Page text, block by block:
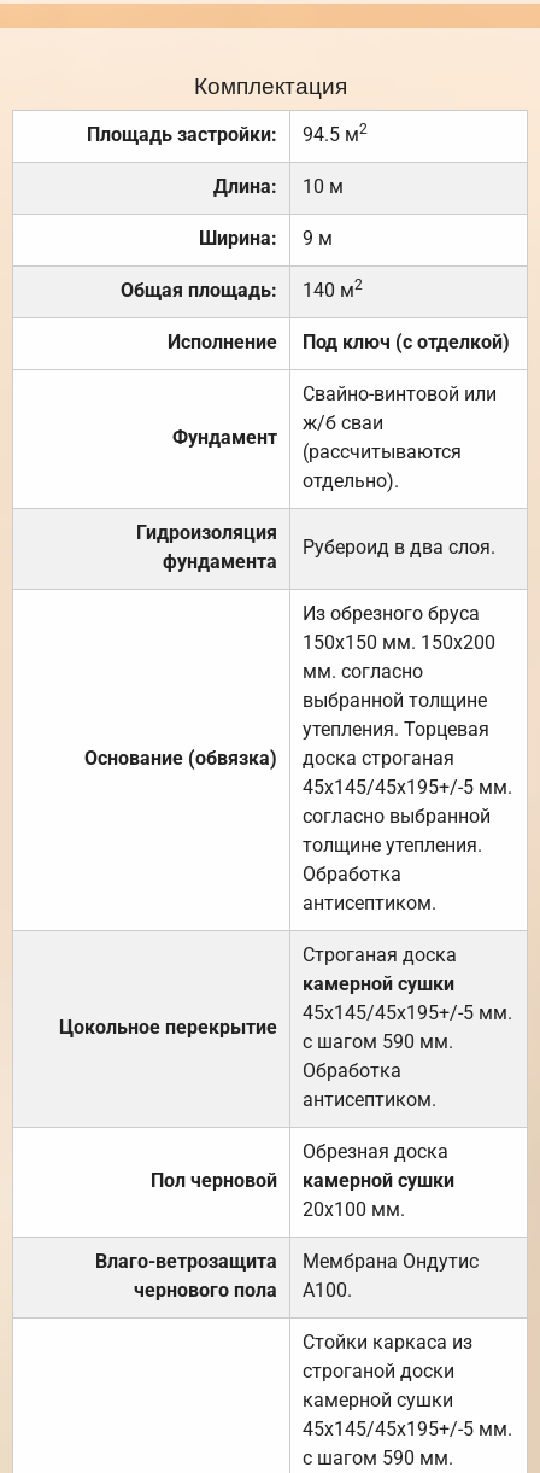
Комплектация
Площадь застройки: 94.5 м2
Длина: 10 м
Ширина: 9 м
Общая площадь: 140 м2
Исполнение Под ключ (с отделкой)
Фундамент
Свайно-винтовой или
ж/б сваи
(рассчитываются
отдельно).
Гидроизоляция
фундамента
Рубероид в два слоя.
Основание (обвязка)
Из обрезного бруса
150х150 мм. 150х200
мм. согласно
выбранной толщине
утепления. Торцевая
доска строганая
45х145/45х195+/-5 мм.
согласно выбранной
толщине утепления.
Обработка
антисептиком.
Цокольное перекрытие
Строганая доска
камерной сушки
45х145/45х195+/-5 мм.
с шагом 590 мм.
Обработка
антисептиком.
Пол черновой
Обрезная доска
камерной сушки
20х100 мм.
Влаго-ветрозащита
чернового пола
Мембрана Ондутис
А100.
Стойки каркаса из
строганой доски
камерной сушки
45х145/45х195+/-5 мм.
с шагом 590 мм.